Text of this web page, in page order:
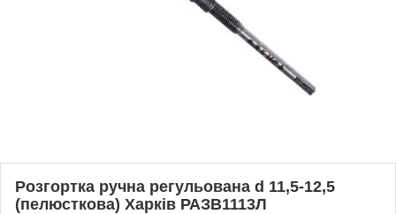
Розгортка ручна регульована d 11,5-12,5
(пелюсткова) Харків РАЗВ1113Л